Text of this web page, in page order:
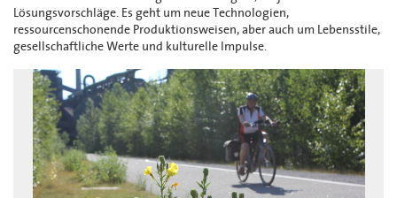
Lösungsvorschläge. Es geht um neue Technologien,
ressourcenschonende Produktionsweisen, aber auch um Lebensstile,
gesellschaftliche Werte und kulturelle Impulse.